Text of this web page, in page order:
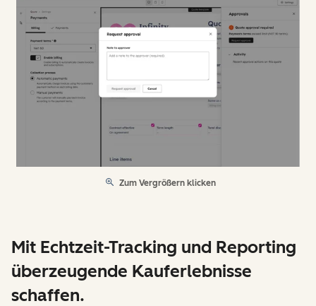
Zum Vergrößern klicken
Mit Echtzeit-Tracking und Reporting
überzeugende Kauferlebnisse
schaffen.